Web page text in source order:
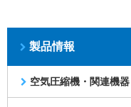
製品情報
空気圧縮機・関連機器